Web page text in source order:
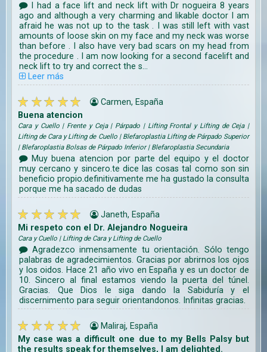
I had a face lift and neck lift with Dr nogueira 8 years
ago and although a very charming and likable doctor I am
afraid he was not up to the task . I was still left with vast
amounts of loose skin on my face and my neck was worse
than before . I also have very bad scars on my head from
the procedure . I am now looking for a second facelift and
neck lift to try and correct the s...
Leer más
Carmen, España
Buena atencion
Cara y Cuello | Frente y Ceja | Párpado | Lifting Frontal y Lifting de Ceja |
Lifting de Cara y Lifting de Cuello | Blefaroplastia Lifting de Párpado Superior
| Blefaroplastia Bolsas de Párpado Inferior | Blefaroplastia Secundaria
Muy buena atencion por parte del equipo y el doctor
muy cercano y sincero.te dice las cosas tal como son sin
beneficio propio.definitivamente me ha gustado la consulta
porque me ha sacado de dudas
Janeth, España
Mi respeto con el Dr. Alejandro Nogueira
Cara y Cuello | Lifting de Cara y Lifting de Cuello
Agradezco inmensamente tu orientación. Sólo tengo
palabras de agradecimientos. Gracias por abrirnos los ojos
y los oidos. Hace 21 año vivo en España y es un doctor de
10. Sincero al final estamos viendo la puerta del túnel.
Gracias. Que Dios le siga dando la Sabiduría y el
discernimento para seguir orientandonos. Infinitas gracias.
Maliraj, España
My case was a difficult one due to my Bells Palsy but
the results speak for themselves, I am delighted.